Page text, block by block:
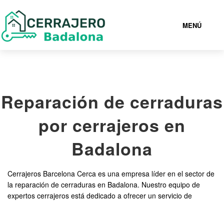
MENÚ
CERRAJEROS BADALONA BARATOS
CONTACTAR
Reparación de cerraduras
por cerrajeros en
Badalona
Cerrajeros Barcelona Cerca es una empresa líder en el sector de
la reparación de cerraduras en Badalona. Nuestro equipo de
expertos cerrajeros está dedicado a ofrecer un servicio de